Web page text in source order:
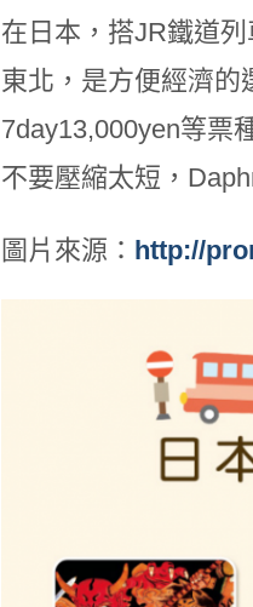
在日本，搭JR鐵道
東北，是方便經濟的
7day13,000yen等票
不要壓縮太短，
圖片來源： http://